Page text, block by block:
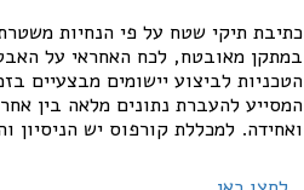
כתיבת תיקי שטח על פי הנחיות
במתקן מאובטח, לכח האחראי על
הטכניות לביצוע יישומים מבצעיים
המסייע להעברת נתונים מלאה בין
ואחידה. למכללת קורפוס יש